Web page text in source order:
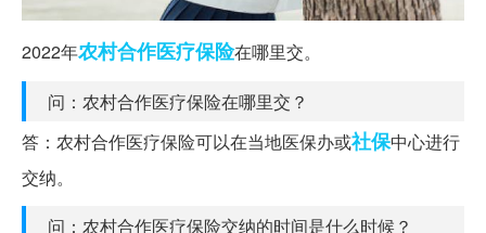
2022年农村合作医疗保险在哪里交。
问：农村合作医疗保险在哪里交？
答：农村合作医疗保险可以在当地医保办或社保中心进行
交纳。
问：农村合作医疗保险交纳的时间是什么时候？